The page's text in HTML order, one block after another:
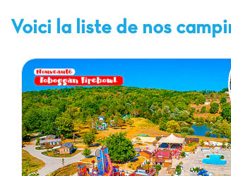
Voici la liste de nos